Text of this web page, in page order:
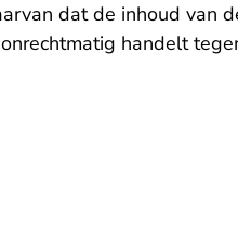
dat de inhoud van
handelt